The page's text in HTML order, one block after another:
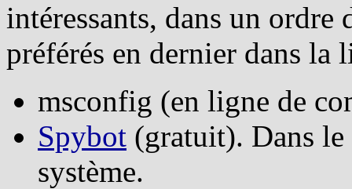
intéressants, dans un ordre
préférés en dernier dans la
msconfig (en ligne de
Spybot (gratuit). Dans
système.